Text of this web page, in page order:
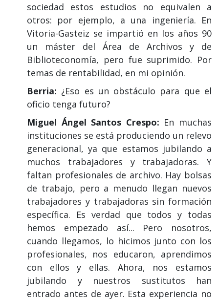
sociedad estos estudios no equivalen a
otros: por ejemplo, a una ingeniería. En
Vitoria-Gasteiz se impartió en los años 90
un máster del Área de Archivos y de
Biblioteconomía, pero fue suprimido. Por
temas de rentabilidad, en mi opinión.
Berria: ¿Eso es un obstáculo para que el
oficio tenga futuro?
Miguel Ángel Santos Crespo: En muchas
instituciones se está produciendo un relevo
generacional, ya que estamos jubilando a
muchos trabajadores y trabajadoras. Y
faltan profesionales de archivo. Hay bolsas
de trabajo, pero a menudo llegan nuevos
trabajadores y trabajadoras sin formación
específica. Es verdad que todos y todas
hemos empezado así... Pero nosotros,
cuando llegamos, lo hicimos junto con los
profesionales, nos educaron, aprendimos
con ellos y ellas. Ahora, nos estamos
jubilando y nuestros sustitutos han
entrado antes de ayer. Esta experiencia no